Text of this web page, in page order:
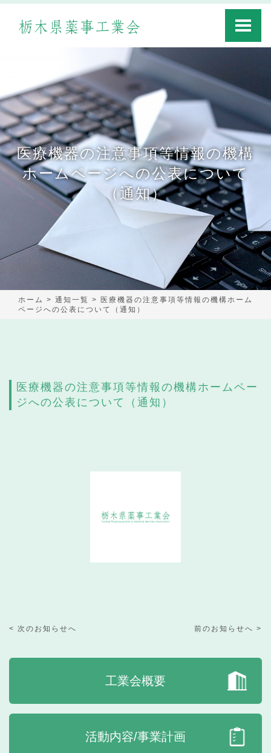
Toggle
医療機器の注意事項等情報の機構
ホームページへの公表について
（通知）
ホーム > 通知一覧 >
医療機器の注意事項等情報の機構ホーム
ページへの公表について（通知）
医療機器の注意事項等情報の機構ホームペー
ジへの公表について（通知）
< 次のお知らせへ 前のお知らせへ >
工業会概要
活動内容/事業計画